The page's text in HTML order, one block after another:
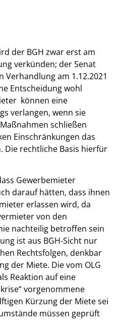
der BGH zwar erst am
verkünden; der Senat
am 1.12.2021
Entscheidung wohl
können eine
verlangen, wenn sie
schließen
Einschränkungen das
Die rechtliche Basis hierfür
Gewerbemieter
darauf hätten, dass ihnen
erlassen wird, da
von den
nachteilig betroffen sein
ist aus BGH-Sicht nur
Rechtsfolgen, denkbar
der Miete. Die vom OLG
Reaktion auf eine
vorgenommene
Kürzung der Miete sei
müssen geprüft